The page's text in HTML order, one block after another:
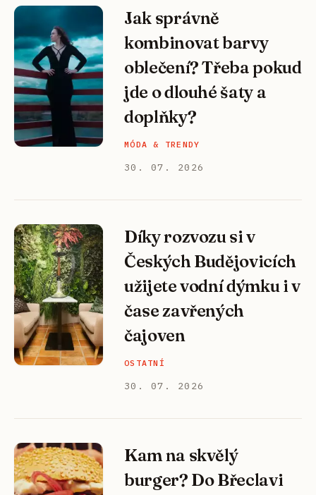
Jak správně
kombinovat barvy
oblečení? Třeba pokud
jde o dlouhé šaty a
doplňky?
MÓDA & TRENDY
30. 07. 2026
Díky rozvozu si v
Českých Budějovicích
užijete vodní dýmku i v
čase zavřených
čajoven
OSTATNÍ
30. 07. 2026
Kam na skvělý
burger? Do Břeclavi